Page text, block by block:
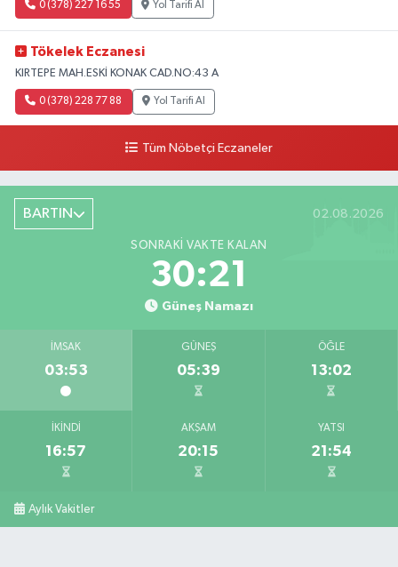
0 (378) 227 16 55 Yol Tarifi Al
Tökelek Eczanesi
KIRTEPE MAH.ESKİ KONAK CAD.NO:43 A
0 (378) 228 77 88 Yol Tarifi Al
Tüm Nöbetçi Eczaneler
BARTIN 02.08.2026
SONRAKI VAKTE KALAN
30:20
Güneş Namazı
İMSAK
03:53
GÜNEŞ
05:39
ÖĞLE
13:02
İKINDI
16:57
AKŞAM
20:15
YATSI
21:54
Aylık Vakitler